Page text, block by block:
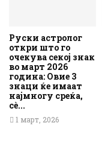
Руски астролог
откри што го
очекува секој знак
во март 2026
година: Овие 3
знаци ќе имаат
најмногу среќа,
сè...
1 март, 2026